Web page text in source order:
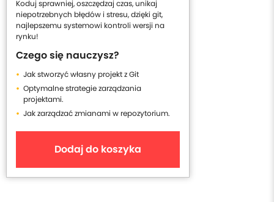
Koduj sprawniej, oszczędzaj czas, unikaj
niepotrzebnych błędów i stresu, dzięki git,
najlepszemu systemowi kontroli wersji na
rynku!
Czego się nauczysz?
Jak stworzyć własny projekt z Git
Optymalne strategie zarządzania
projektami.
Jak zarządzać zmianami w repozytorium.
Dodaj do koszyka